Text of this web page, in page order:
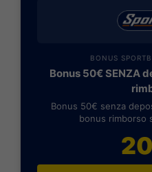
BONUS
Bonus 50€ SENZA
Bonus 50€ senza
bonus rimborso